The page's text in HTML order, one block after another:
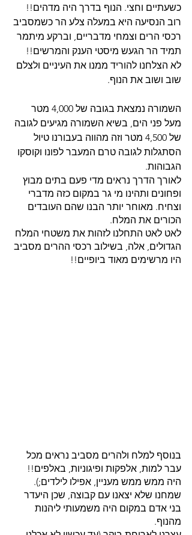
כשעתיים וחצי. הנוף בדרך היה מדהים!!
רוב הנסיעה היא במעלה צלע הר כשמסביב
רכסי הרים וצמחי מדבריים, וברקע מיתמר
תמיד הר הגעש מיסטי הענק והמרשים!!
לא הצלחנו להוריד ממנו את העיניים ולצלם
שוב ושוב את הנוף.
השמורה נמצאת בגובה של 4,000 מטר
מעל פני הים, בשיא השמורה מגיעים לגובה
של 4,500 מטר וזה מהווה בעבורנו טיול
הסתגלות לגובה טרם המעבר לפונו וקוסקו
הגבוהות.
לאורך הדרך נראים מדי פעם בתים מבוץ
ופחונים ותהינו מי גר במקום כזה מדברי
וצחיח. מאוחר יותר הבנו שהם העובדים
הכורים את המלח.
לאט לאט התחלנו לזהות את משטחי המלח
הגדולים, אלה, בשילוב רכסי ההרים מסביב
היו מרשימים מאוד ביופיים!!
בנוסף למלח ולהרים מסביב נראים מכל
עבר למות, אלפקות ופיגוניות, באלפים!!
היה ממש ממש מעניין, אפילו לילדים;).
שמחנו שלא יצאנו עם קבוצה, שכן היעדר
בני אדם במקום היה משמעותי ליהנות
מהנוף.